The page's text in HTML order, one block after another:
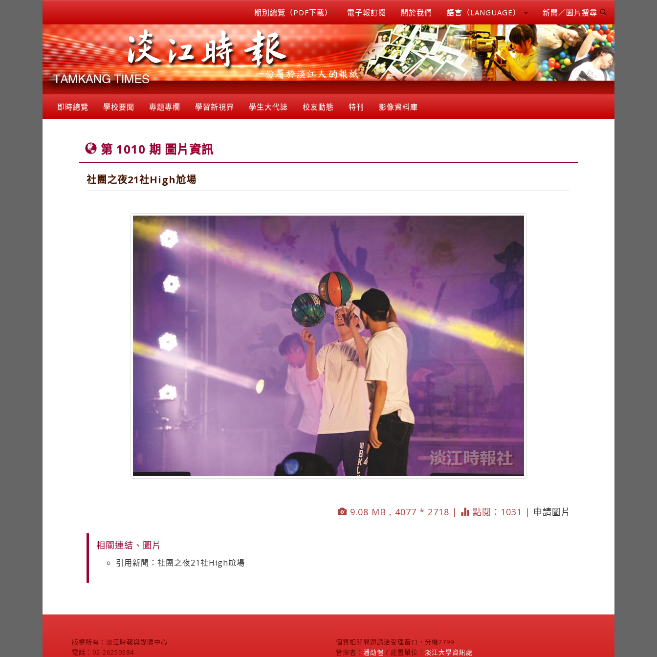
期別總覽（PDF下載） 電子報訂閱 關於我們 語言（LANGUAGE） 新聞／圖片搜尋
即時總覽 學校要聞 專題專欄 學習新視界 學生大代誌 校友動態 特刊 影像資料庫
第 1010 期 圖片資訊
社團之夜21社High尬場
9.08 MB , 4077 * 2718 | 點閱：1031 | 申請圖片
相關連結、圖片
引用新聞：社團之夜21社High尬場
版權所有：淡江時報與媒體中心
電話：02-26250584
個資相關問題請洽受理窗口，分機2799
管理者： 潘劭愷 / 建置單位： 淡江大學資訊處